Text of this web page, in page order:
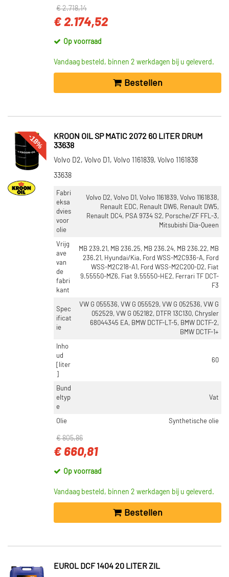
€ 2.718,14
€ 2.174,52
Op voorraad
Vandaag besteld, binnen 2 werkdagen bij u geleverd.
Bestellen
-18%
KROON OIL SP MATIC 2072 60 LITER DRUM
33638
Volvo D2, Volvo D1, Volvo 1161839, Volvo 1161838
33638
Fabri
eksa
dvies
voor
olie
Volvo D2, Volvo D1, Volvo 1161839, Volvo 1161838,
Renault EDC, Renault DW6, Renault DW5,
Renault DC4, PSA 9734 S2, Porsche/ZF FFL-3,
Mitsubishi Dia-Queen
Vrijg
ave
van
de
fabri
kant
MB 239.21, MB 236.25, MB 236.24, MB 236.22, MB
236.21, Hyundai/Kia, Ford WSS-M2C936-A, Ford
WSS-M2C218-A1, Ford WSS-M2C200-D2, Fiat
9.55550-MZ6, Fiat 9.55550-HE2, Ferrari TF DCT-
F3
Spec
ificat
ie
VW G 055536, VW G 055529, VW G 052536, VW G
052529, VW G 052182, DTFR 13C130, Chrysler
68044345 EA, BMW DCTF-LT-5, BMW DCTF-2,
BMW DCTF-1+
Inho
ud
[liter
60
Bund
eltyp
e
Vat
Olie Synthetische olie
€ 805,86
€ 660,81
Op voorraad
Vandaag besteld, binnen 2 werkdagen bij u geleverd.
Bestellen
EUROL DCF 1404 20 LITER ZIL